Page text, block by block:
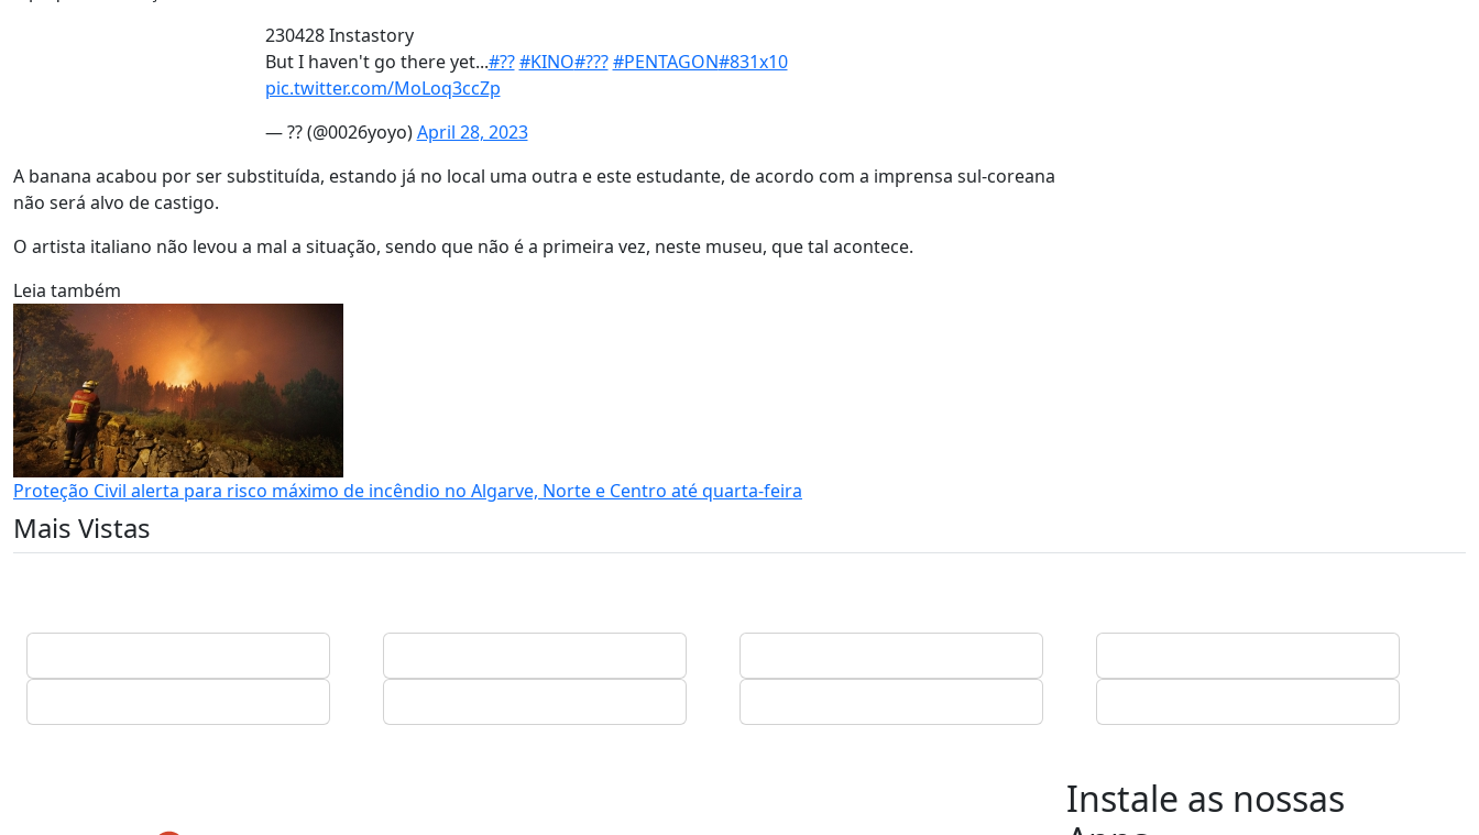
230428 Instastory
But I haven't go there yet...#?? #KINO#??? #PENTAGON#831x10
pic.twitter.com/MoLoq3ccZp
— ?? (@0026yoyo)April 28, 2023
A banana acabou por ser substituída, estando já no local uma outra e este estudante, de acordo com a imprensa sul-coreana
não será alvo de castigo.
O artista italiano não levou a mal a situação, sendo que não é a primeira vez, neste museu, que tal acontece.
Leia também
Proteção Civil alerta para risco máximo de incêndio no Algarve, Norte e Centro até quarta-feira
Mais Vistas
Instale as nossas